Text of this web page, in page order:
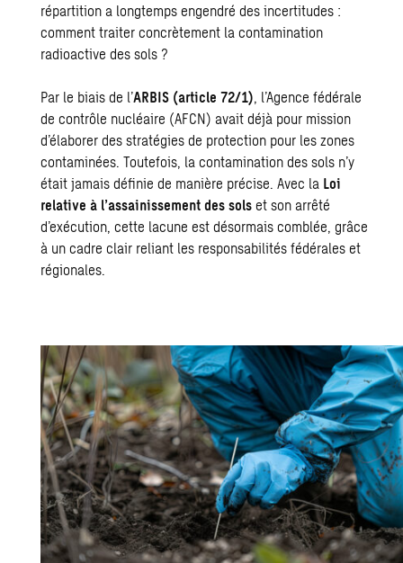
répartition a longtemps engendré des incertitudes :
comment traiter concrètement la contamination
radioactive des sols ?
Par le biais de l’ARBIS (article 72/1), l’Agence fédérale
de contrôle nucléaire (AFCN) avait déjà pour mission
d’élaborer des stratégies de protection pour les zones
contaminées. Toutefois, lacontamination des sols n’y
était jamais définie de manière précise. Avec la Loi
relative à l’assainissement des sols et son arrêté
d’exécution, cette lacune est désormais comblée, grâce
à un cadre clair reliant les responsabilités fédérales et
régionales.